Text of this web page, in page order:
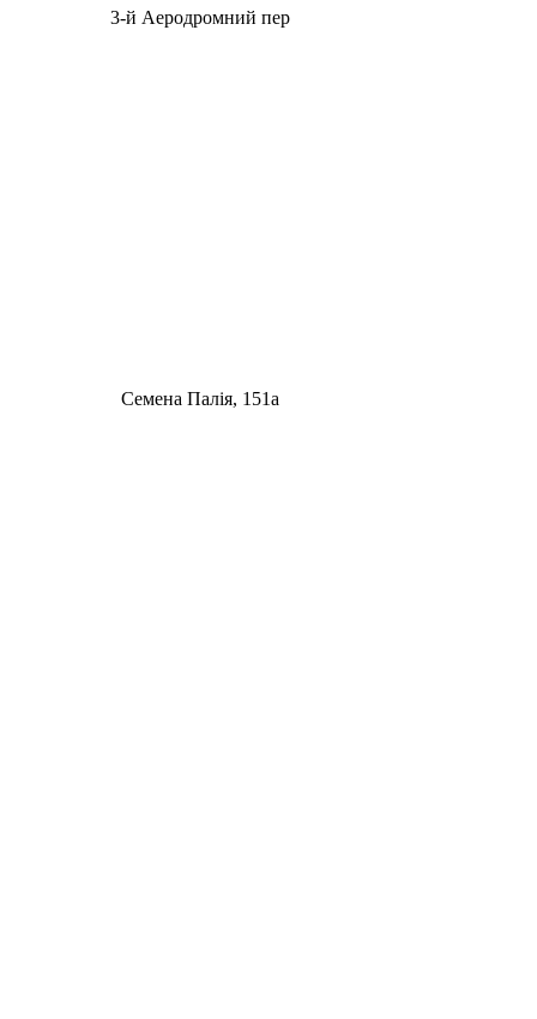
3-й Аеродромний пер
Семена Палія, 151а